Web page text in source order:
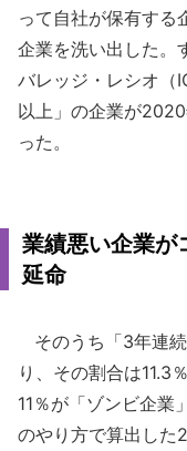
って自社が保有する
企業を洗い出した。
バレッジ・レシオ（
以上」の企業が
った。
業績悪い企業が
延命
そのうち「3年連
り、その割合は11.3
11％が「ゾンビ企業
のやり方で算出した